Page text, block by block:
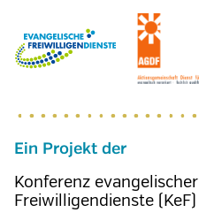
Ein Projekt der
Konferenz evangelischer
Freiwilligendienste (KeF)